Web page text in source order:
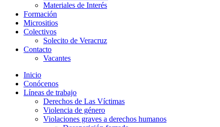
Materiales de Interés
Formación
Micrositios
Colectivos
Solecito de Veracruz
Contacto
Vacantes
Inicio
Conócenos
Líneas de trabajo
Derechos de Las Víctimas
Violencia de género
Violaciones graves a derechos humanos